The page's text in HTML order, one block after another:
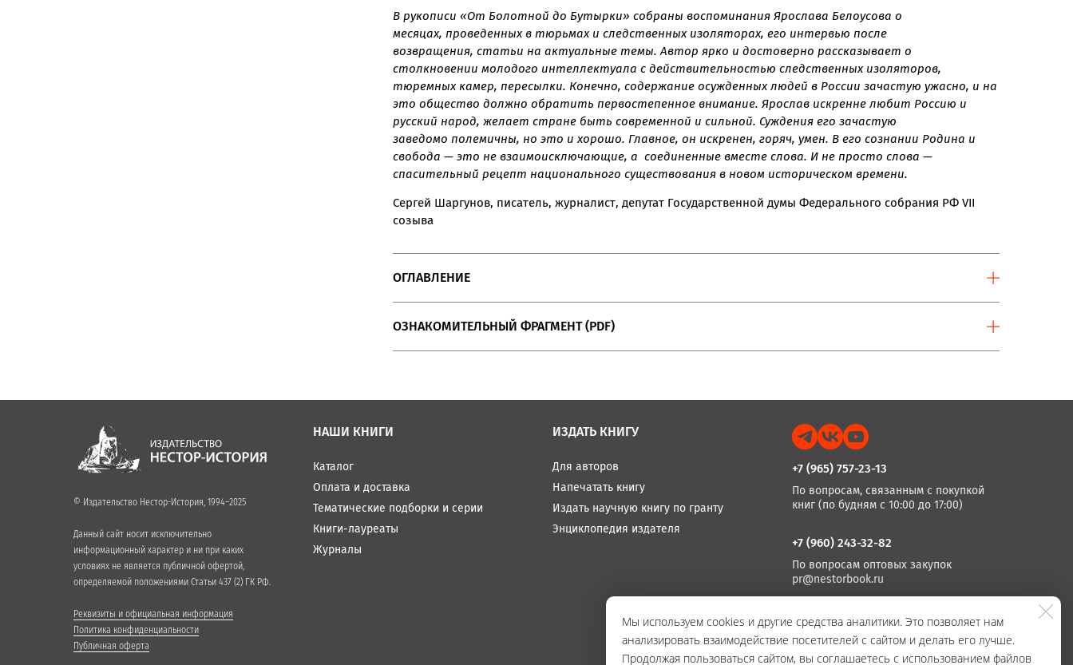
В рукописи «От Болотной до Бутырки» собраны воспоминания Ярослава Белоусова о
месяцах, проведенных в тюрьмах и следственных изоляторах, его интервью после
возвращения, статьи на актуальные темы. Автор ярко и достоверно рассказывает о
столкновении молодого интеллектуала с действительностью следственных изоляторов,
тюремных камер, пересылки. Конечно, содержание осужденных людей в России зачастую ужасно, и на
это общество должно обратить первостепенное внимание. Ярослав искренне любит Россию и
русский народ, желает стране быть современной и сильной. Суждения его зачастую
заведомо полемичны, но это и хорошо. Главное, он искренен, горяч, умен. В его сознании Родина и
свобода — это не взаимоисключающие, а соединенные вместе слова. И не просто слова —
спасительный рецепт национального существования в новом историческом времени.
Сергей Шаргунов, писатель, журналист, депутат Государственной думы Федерального собрания РФ VII
созыва
ОГЛАВЛЕНИЕ
ОЗНАКОМИТЕЛЬНЫЙ ФРАГМЕНТ (PDF)
© Издательство Нестор-История, 1994–2025
Данный сайт носит исключительно
информационный характер и ни при каких
условиях не является публичной офертой,
определяемой положениями Статьи 437 (2) ГК РФ.
Реквизиты и официальная информация
Политика конфиденциальности
Публичная оферта
НАШИ КНИГИ
Каталог
Оплата и доставка
Тематические подборки и серии
Книги-лауреаты
Журналы
ИЗДАТЬ КНИГУ
Для авторов
Напечатать книгу
Издать научную книгу по гранту
Энциклопедия издателя
+7 (965) 757-23-13
По вопросам, связанным с покупкой
книг (по будням с 10:00 до 17:00)
+7 (960) 243-32-82
По вопросам оптовых закупок
pr@nestorbook.ru
+7 (812) 983-03-74, +7 (812) 235 15 86
По вопросам издания книг
(по будням с 10:00 до 17:00)
Мы используем cookies и другие средства аналитики. Это позволяет нам
анализировать взаимодействие посетителей с сайтом и делать его лучше.
Продолжая пользоваться сайтом, вы соглашаетесь с использованием файлов